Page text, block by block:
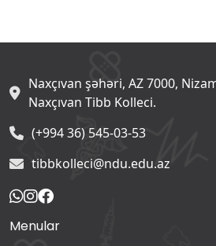
Naxçıvan şəhəri, AZ 7000,
Naxçıvan Tibb Kolleci.
(+994 36) 545-03-53
tibbkolleci@ndu.edu.az
Menular